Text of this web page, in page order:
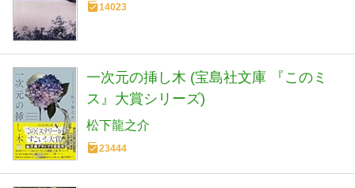
14023
一次元の挿し木 (宝島社文庫 『このミ
ス』大賞シリーズ)
松下龍之介
23444